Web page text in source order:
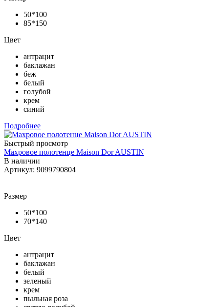
50*100
85*150
Цвет
антрацит
баклажан
беж
белый
голубой
крем
синий
Подробнее
Быстрый просмотр
Махровое полотенце Maison Dor AUSTIN
В наличии
Артикул: 9099790804
Размер
50*100
70*140
Цвет
антрацит
баклажан
белый
зеленый
крем
пыльная роза